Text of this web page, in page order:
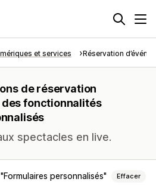
et services Réservation
de réservation
des fonctionnalités
spectacles en live.
Formulaires personnalisés Effacer